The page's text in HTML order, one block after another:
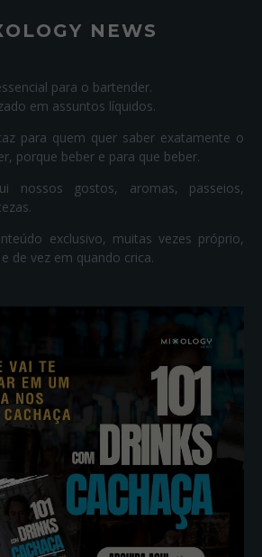
NEWS
para o bartender.
em assuntos líquidos.
para quem quer saber exatamente o
porque beber e para que beber.
nossos gostos, aromas, passeios,
exclusivo, muitas vezes próprio,
de vez em quando crica.